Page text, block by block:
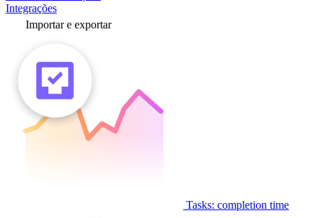
Integrações
Importar e exportar
Tasks: completion time